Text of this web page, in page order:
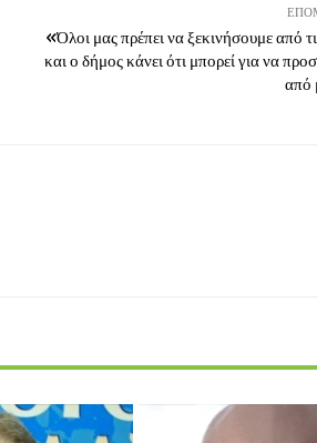
«Όλοι μας πρέπει να ξεκινήσουμε από
και ο δήμος κάνει ότι μπορεί για να
από